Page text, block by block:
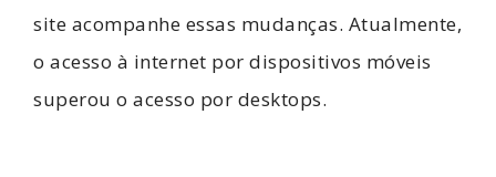
site acompanhe essas mudanças. Atualmente,
o acesso à internet por dispositivos móveis
superou o acesso por desktops.